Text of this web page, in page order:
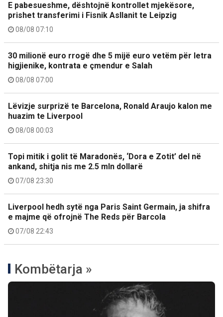
E pabesueshme, dështojnë kontrollet mjekësore,
prishet transferimi i Fisnik Asllanit te Leipzig
08/08 07:10
30 milionë euro rrogë dhe 5 mijë euro vetëm për letra
higjienike, kontrata e çmendur e Salah
08/08 07:00
Lëvizje surprizë te Barcelona, Ronald Araujo kalon me
huazim te Liverpool
08/08 00:03
Topi mitik i golit të Maradonës, ‘Dora e Zotit’ del në
ankand, shitja nis me 2.5 mln dollarë
07/08 23:30
Liverpool hedh sytë nga Paris Saint Germain, ja shifra
e majme që ofrojnë The Reds për Barcola
07/08 22:43
Kombëtarja »